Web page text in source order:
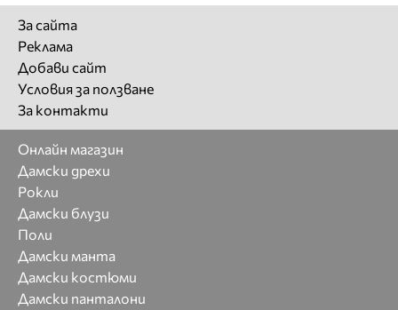
За сайта
Реклама
Добави сайт
Условия за ползване
За контакти
Онлайн магазин
Дамски дрехи
Рокли
Дамски блузи
Поли
Дамски манта
Дамски костюми
Дамски панталони